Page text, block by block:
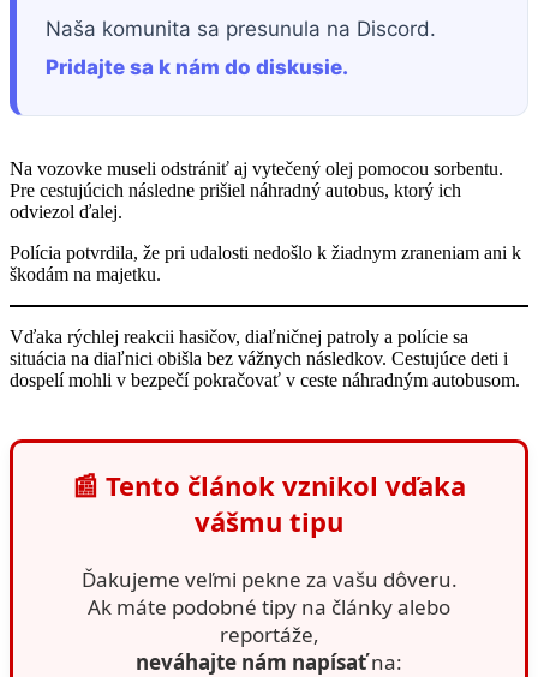
Naša komunita sa presunula na Discord.
Pridajte sa k nám do diskusie.
Na vozovke museli odstrániť aj vytečený olej pomocou sorbentu.
Pre cestujúcich následne prišiel náhradný autobus, ktorý ich
odviezol ďalej.
Polícia potvrdila, že pri udalosti nedošlo k žiadnym zraneniam ani k
škodám na majetku.
Vďaka rýchlej reakcii hasičov, diaľničnej patroly a polície sa
situácia na diaľnici obišla bez vážnych následkov. Cestujúce deti i
dospelí mohli v bezpečí pokračovať v ceste náhradným autobusom.
📰 Tento článok vznikol vďaka
vášmu tipu
Ďakujeme veľmi pekne za vašu dôveru.
Ak máte podobné tipy na články alebo
reportáže,
neváhajte nám napísaťna: